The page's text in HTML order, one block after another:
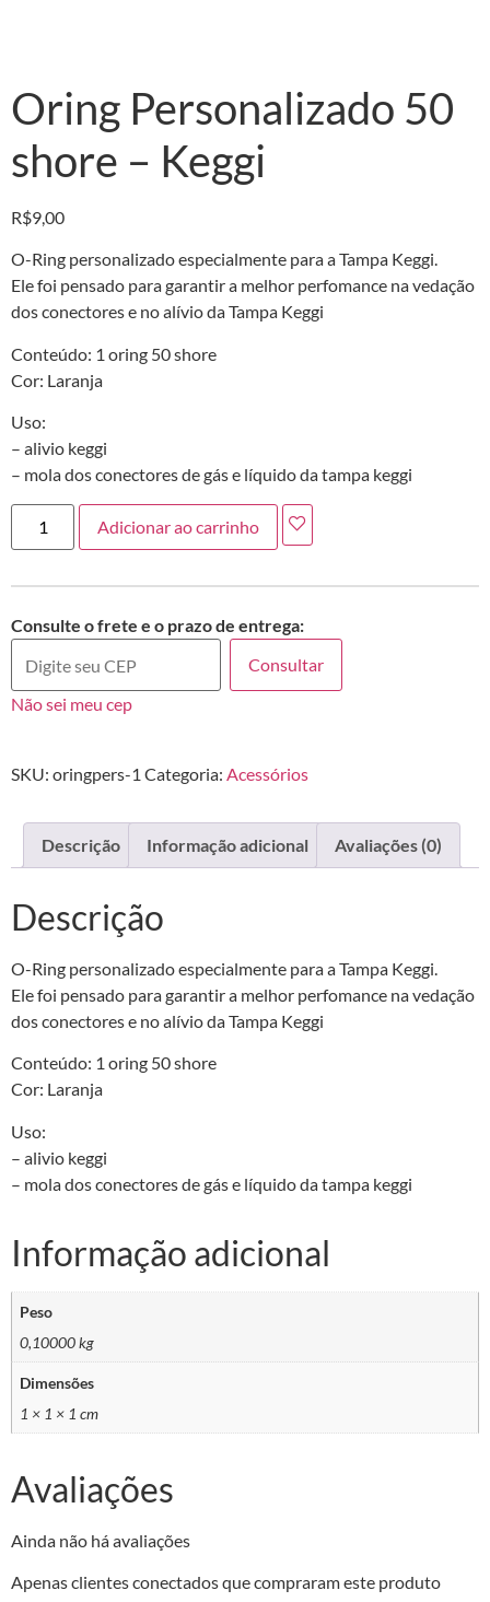
Oring Personalizado 50
shore – Keggi
R$9,00
O-Ring personalizado especialmente para a Tampa Keggi.
Ele foi pensado para garantir a melhor perfomance na vedação
dos conectores e no alívio da Tampa Keggi
Conteúdo: 1 oring 50 shore
Cor: Laranja
Uso:
– alivio keggi
– mola dos conectores de gás e líquido da tampa keggi
Adicionar ao carrinho
Consulte o frete e o prazo de entrega:
Consultar
Não sei meu cep
SKU: oringpers-1 Categoria: Acessórios
Descrição Informação adicional Avaliações (0)
Descrição
O-Ring personalizado especialmente para a Tampa Keggi.
Ele foi pensado para garantir a melhor perfomance na vedação
dos conectores e no alívio da Tampa Keggi
Conteúdo: 1 oring 50 shore
Cor: Laranja
Uso:
– alivio keggi
– mola dos conectores de gás e líquido da tampa keggi
Informação adicional
Peso
0,10000 kg
Dimensões
1 × 1 × 1 cm
Avaliações
Ainda não há avaliações
Apenas clientes conectados que compraram este produto